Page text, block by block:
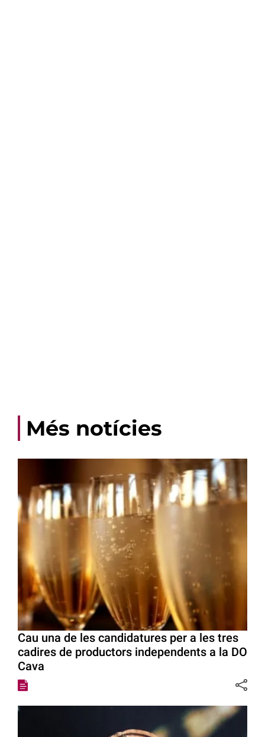
Més notícies
Cau una de les candidatures per a les tres
cadires de productors independents a la DO
Cava